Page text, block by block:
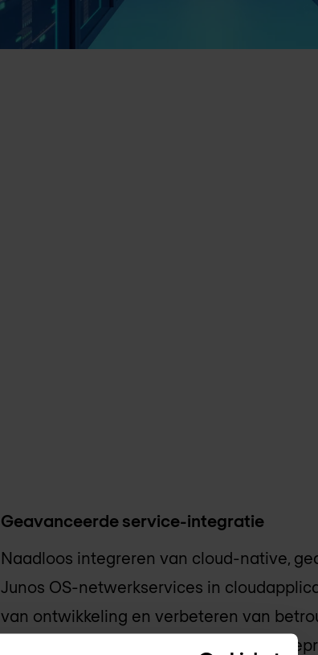
Geavanceerde service-integratie
Naadloos integreren van cloud-native,
Junos OS-netwerkservices in
van ontwikkeling en verbeteren van
router is speciaal ontworpen om